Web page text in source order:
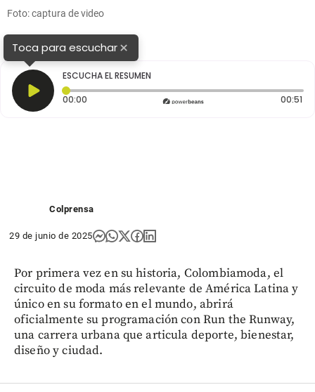
Foto: captura de video
Toca para escuchar×
ESCUCHA EL RESUMEN
00:00 Tiempo transcurrido: 0 segundos 00:51
Colprensa
29 de junio de 2025
Por primera vez en su historia, Colombiamoda, el
circuito de moda más relevante de América Latina y
único en su formato en el mundo, abrirá
oficialmente su programación con Run the Runway,
una carrera urbana que articula deporte, bienestar,
diseño y ciudad.